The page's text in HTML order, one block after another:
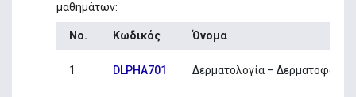
μαθημάτων:
No. Κωδικός Όνομα
1 DLPHA701 Δερματολογία –